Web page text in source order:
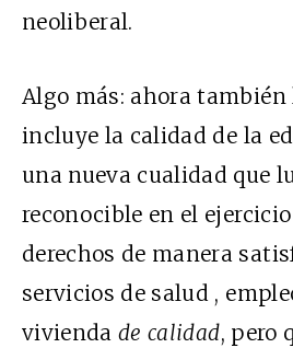
neoliberal.
Algo más: ahora
incluye la calidad de la
una nueva cualidad que
reconocible en el
derechos de manera
servicios de salud ,
viviendade calidad, pero